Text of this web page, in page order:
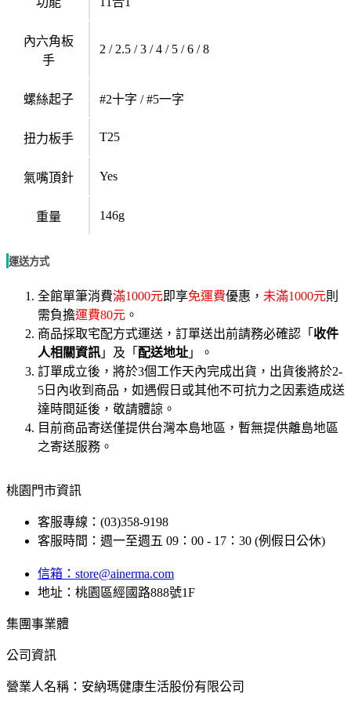
內六角板
手
2 / 2.5 / 3 / 4 / 5 / 6 / 8
螺絲起子 #2十字 / #5一字
扭力板手 T25
氣嘴頂針 Yes
重量 146g
運送方式
全館單筆消費滿1000元即享免運費優惠， 未滿1000元則
需負擔運費80元 。
商品採取宅配方式運送，訂單送出前請務必確認「 收件
人相關資訊 」及「 配送地址 」。
訂單成立後，將於3個工作天內完成出貨，出貨後將於2-
5日內收到商品，如遇假日或其他不可抗力之因素造成送
達時間延後，敬請體諒。
目前商品寄送僅提供台灣本島地區，暫無提供離島地區
之寄送服務。
桃園門市資訊
客服專線：(03)358-9198
客服時間：週一至週五 09：00 - 17：30 (例假日公休)
信箱： store@ainerma.com
地址：桃園區經國路888號1F
集團事業體
公司資訊
營業人名稱：安納瑪健康生活股份有限公司